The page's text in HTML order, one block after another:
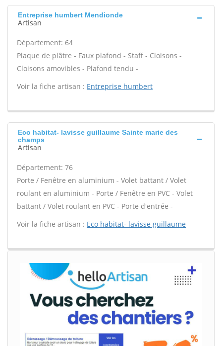
Entreprise humbert Mendionde
Artisan
Département: 64
Plaque de plâtre - Faux plafond - Staff - Cloisons -
Cloisons amovibles - Plafond tendu -
Voir la fiche artisan : Entreprise humbert
Eco habitat- lavisse guillaume Sainte marie des
champs
Artisan
Département: 76
Porte / Fenêtre en aluminium - Volet battant / Volet
roulant en aluminium - Porte / Fenêtre en PVC - Volet
battant / Volet roulant en PVC - Porte d'entrée -
Voir la fiche artisan : Eco habitat- lavisse guillaume